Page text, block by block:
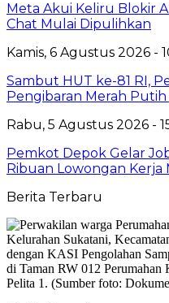
Meta Akui Keliru Blokir
Chat Mulai Dipulihkan
Kamis, 6 Agustus 2026 -
Sambut HUT ke-81 RI,
Pengibaran Merah
Rabu, 5 Agustus 2026 -
Pemkot Depok Gelar
Ribuan Lowongan Kerja
Berita Terbaru